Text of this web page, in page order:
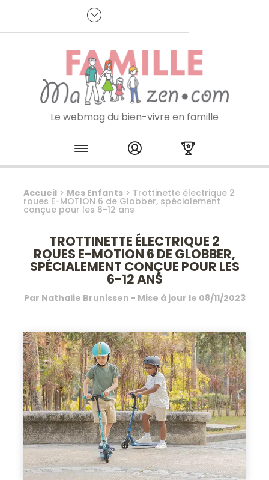
Je m'inscris à la newsletter
Le webmag du bien-vivre en famille
Skip to content
Accueil > Mes Enfants > Trottinette électrique 2
roues E-MOTION 6 de Globber, spécialement
conçue pour les 6-12 ans
TROTTINETTE ÉLECTRIQUE 2
ROUES E-MOTION 6 DE GLOBBER,
SPÉCIALEMENT CONÇUE POUR LES
6-12 ANS
Par Nathalie Brunissen - Mise à jour le 08/11/2023
Panneau de gestion des cookies